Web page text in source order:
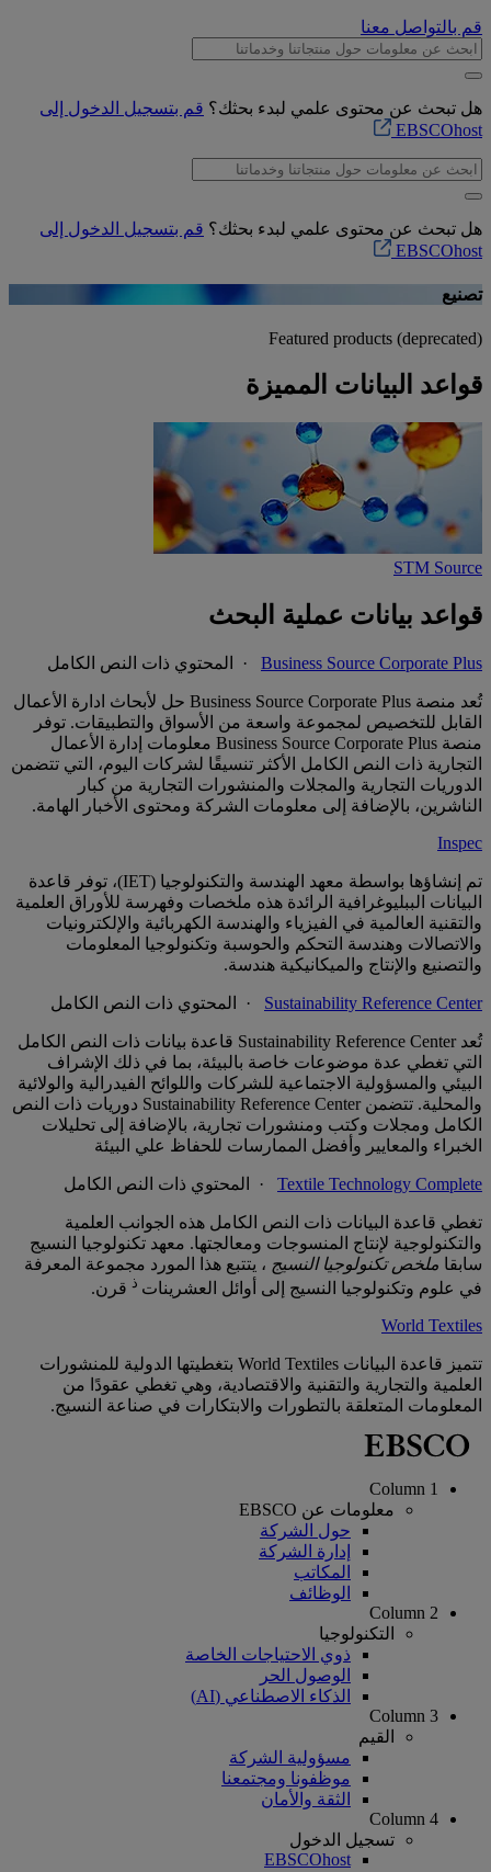
قم بالتواصل معنا
هل تبحث عن محتوى علمي لبدء بحثك؟ قم بتسجيل الدخول إلى
EBSCOhost
هل تبحث عن محتوى علمي لبدء بحثك؟ قم بتسجيل الدخول إلى
EBSCOhost
تصنيع
Featured products (deprecated)
قواعد البيانات المميزة
STM Source
قواعد بيانات عملية البحث
Business Source Corporate Plus · المحتوي ذات النص الكامل
تُعد منصة Business Source Corporate Plus حل لأبحاث ادارة الأعمال
القابل للتخصيص لمجموعة واسعة من الأسواق والتطبيقات. توفر
منصة Business Source Corporate Plus معلومات إدارة الأعمال
التجارية ذات النص الكامل الأكثر تنسيقًا لشركات اليوم، التي تتضمن
الدوريات التجارية والمجلات والمنشورات التجارية من كبار
الناشرين، بالإضافة إلى معلومات الشركة ومحتوى الأخبار الهامة.
Inspec
تم إنشاؤها بواسطة معهد الهندسة والتكنولوجيا (IET)، توفر قاعدة
البيانات الببليوغرافية الرائدة هذه ملخصات وفهرسة للأوراق العلمية
والتقنية العالمية في الفيزياء والهندسة الكهربائية والإلكترونيات
والاتصالات وهندسة التحكم والحوسبة وتكنولوجيا المعلومات
والتصنيع والإنتاج والميكانيكية هندسة.
Sustainability Reference Center · المحتوي ذات النص الكامل
تُعد Sustainability Reference Center قاعدة بيانات ذات النص الكامل
التي تغطي عدة موضوعات خاصة بالبيئة، بما في ذلك الإشراف
البيئي والمسؤولية الاجتماعية للشركات واللوائح الفيدرالية والولائية
والمحلية. تتضمن Sustainability Reference Center دوريات ذات النص
الكامل ومجلات وكتب ومنشورات تجارية، بالإضافة إلى تحليلات
الخبراء والمعايير وأفضل الممارسات للحفاظ علي البيئة
Textile Technology Complete · المحتوي ذات النص الكامل
تغطي قاعدة البيانات ذات النص الكامل هذه الجوانب العلمية
والتكنولوجية لإنتاج المنسوجات ومعالجتها. معهد تكنولوجيا النسيج
سابقا ملخص تكنولوجيا النسيج ، يتتبع هذا المورد مجموعة المعرفة
في علوم وتكنولوجيا النسيج إلى أوائل العشرينات ذ قرن.
World Textiles
تتميز قاعدة البيانات World Textiles بتغطيتها الدولية للمنشورات
العلمية والتجارية والتقنية والاقتصادية، وهي تغطي عقودًا من
المعلومات المتعلقة بالتطورات والابتكارات في صناعة النسيج.
Column 1
معلومات عن EBSCO
حول الشركة
إدارة الشركة
المكاتب
الوظائف
Column 2
التكنولوجيا
ذوي الاحتياجات الخاصة
الوصول الحر
الذكاء الاصطناعي (AI)
Column 3
القيم
مسؤولية الشركة
موظفونا ومجتمعنا
الثقة والأمان
Column 4
تسجيل الدخول
EBSCOhost